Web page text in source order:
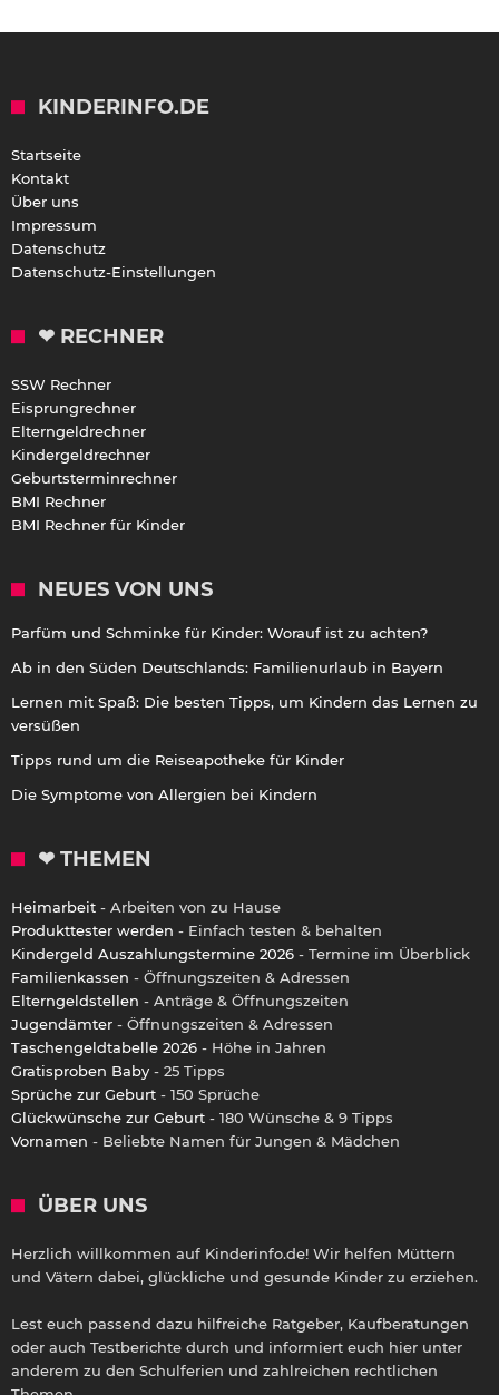
KINDERINFO.DE
Startseite
Kontakt
Über uns
Impressum
Datenschutz
Datenschutz-Einstellungen
❤ RECHNER
SSW Rechner
Eisprungrechner
Elterngeldrechner
Kindergeldrechner
Geburtsterminrechner
BMI Rechner
BMI Rechner für Kinder
NEUES VON UNS
Parfüm und Schminke für Kinder: Worauf ist zu achten?
Ab in den Süden Deutschlands: Familienurlaub in Bayern
Lernen mit Spaß: Die besten Tipps, um Kindern das Lernen zu
versüßen
Tipps rund um die Reiseapotheke für Kinder
Die Symptome von Allergien bei Kindern
❤ THEMEN
Heimarbeit - Arbeiten von zu Hause
Produkttester werden - Einfach testen & behalten
Kindergeld Auszahlungstermine 2026 - Termine im Überblick
Familienkassen - Öffnungszeiten & Adressen
Elterngeldstellen - Anträge & Öffnungszeiten
Jugendämter - Öffnungszeiten & Adressen
Taschengeldtabelle 2026 - Höhe in Jahren
Gratisproben Baby - 25 Tipps
Sprüche zur Geburt - 150 Sprüche
Glückwünsche zur Geburt - 180 Wünsche & 9 Tipps
Vornamen - Beliebte Namen für Jungen & Mädchen
ÜBER UNS
Herzlich willkommen auf Kinderinfo.de! Wir helfen Müttern
und Vätern dabei, glückliche und gesunde Kinder zu erziehen.
Lest euch passend dazu hilfreiche Ratgeber, Kaufberatungen
oder auch Testberichte durch und informiert euch hier unter
anderem zu den Schulferien und zahlreichen rechtlichen